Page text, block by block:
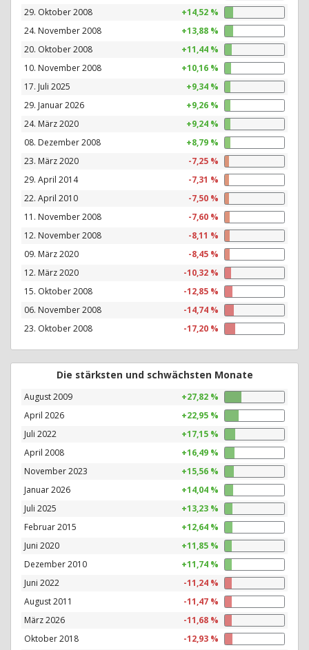
29. Oktober 2008
+14,52 %
24. November 2008
+13,88 %
20. Oktober 2008
+11,44 %
10. November 2008
+10,16 %
17. Juli 2025
+9,34 %
29. Januar 2026
+9,26 %
24. März 2020
+9,24 %
08. Dezember 2008
+8,79 %
23. März 2020
-7,25 %
29. April 2014
-7,31 %
22. April 2010
-7,50 %
11. November 2008
-7,60 %
12. November 2008
-8,11 %
09. März 2020
-8,45 %
12. März 2020
-10,32 %
15. Oktober 2008
-12,85 %
06. November 2008
-14,74 %
23. Oktober 2008
-17,20 %
Die stärksten und schwächsten Monate
August 2009
+27,82 %
April 2026
+22,95 %
Juli 2022
+17,15 %
April 2008
+16,49 %
November 2023
+15,56 %
Januar 2026
+14,04 %
Juli 2025
+13,23 %
Februar 2015
+12,64 %
Juni 2020
+11,85 %
Dezember 2010
+11,74 %
Juni 2022
-11,24 %
August 2011
-11,47 %
März 2026
-11,68 %
Oktober 2018
-12,93 %